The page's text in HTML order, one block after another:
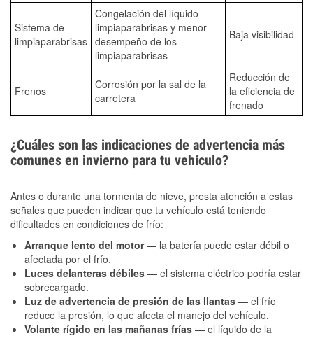
Sistema de
limpiaparabrisas
Congelación del líquido
limpiaparabrisas y menor
desempeño de los
limpiaparabrisas
Baja visibilidad
Frenos
Corrosión por la sal de la
carretera
Reducción de
la eficiencia de
frenado
¿Cuáles son las indicaciones de advertencia más
comunes en invierno para tu vehículo?
Antes o durante una tormenta de nieve, presta atención a estas
señales que pueden indicar que tu vehículo está teniendo
dificultades en condiciones de frío:
Arranque lento del motor— la batería puede estar débil o
afectada por el frío.
Luces delanteras débiles — el sistema eléctrico podría estar
sobrecargado.
Luz de advertencia de presión de las llantas — el frío
reduce la presión, lo que afecta el manejo del vehículo.
Volante rígido en las mañanas frías — el líquido de la